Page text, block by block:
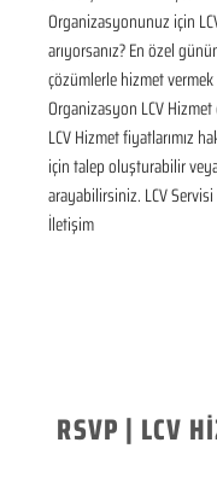
Organizasyonunuz için
arıyorsanız? En özel
çözümlerle hizmet vermek
Organizasyon LCV Hizmet
LCV Hizmet fiyatlarımız
için talep oluşturabilir
arayabilirsiniz. LCV
İletişim
RSVP | LCV